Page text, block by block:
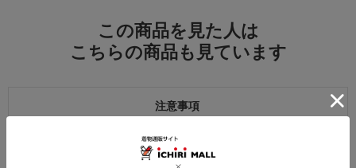
この商品を見た人は
こちらの商品も見ています
注意事項
お仕立て後、お客様の手元に届いてから30日以内であれば返品可能です。
返品にかかる送料は無料です。
ただし次に該当するものは返品をお受けできません。